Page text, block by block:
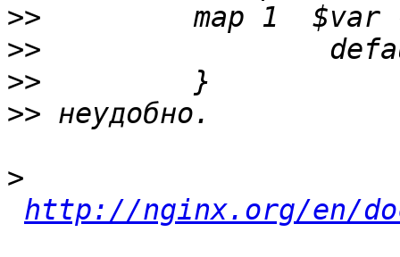
>>
>>
>>
>>
>
http://nginx.org/en/